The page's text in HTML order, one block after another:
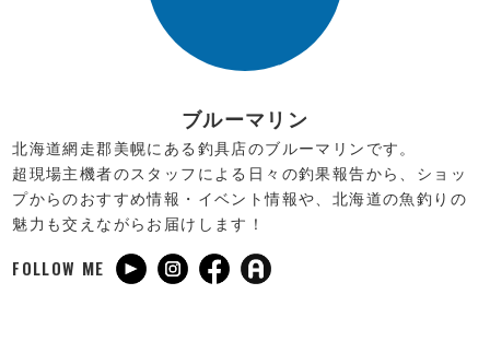
ブルーマリン
北海道網走郡美幌にある釣具店のブルーマリンです。
超現場主機者のスタッフによる日々の釣果報告から、ショッ
プからのおすすめ情報・イベント情報や、北海道の魚釣りの
魅力も交えながらお届けします！
FOLLOW ME